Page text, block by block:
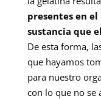
presentes en
sustancia que
De esta forma,
que hayamos
para nuestro
con lo que no se